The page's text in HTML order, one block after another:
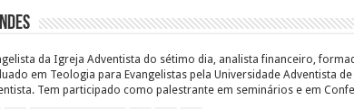
da Igreja Adventista do sétimo dia, analista financeiro,
em Teologia para Evangelistas pela Universidade Adventista
Tem participado como palestrante em seminários e em